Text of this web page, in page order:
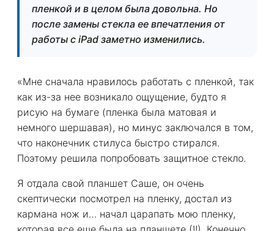
пленкой и в целом была довольна. Но
после замены стекла ее впечатления от
работы с iPad заметно изменились.
«Мне сначала нравилось работать с пленкой, так
как из-за нее возникало ощущение, будто я
рисую на бумаге (пленка была матовая и
немного шершавая), но минус заключался в том,
что наконечник стилуса быстро стирался.
Поэтому решила попробовать защитное стекло.
Я отдала свой планшет Саше, он очень
скептически посмотрел на пленку, достал из
кармана нож и… начал царапать мою пленку,